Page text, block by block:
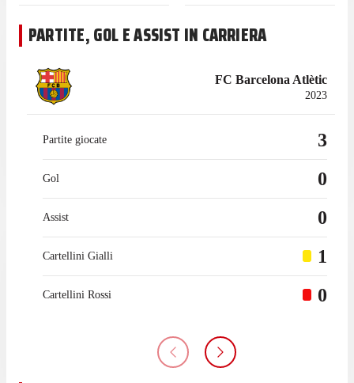
PARTITE, GOL E ASSIST IN CARRIERA
FC Barcelona Atlètic
2023
Partite giocate 3
Gol 0
Assist 0
Cartellini Gialli 1
Cartellini Rossi 0